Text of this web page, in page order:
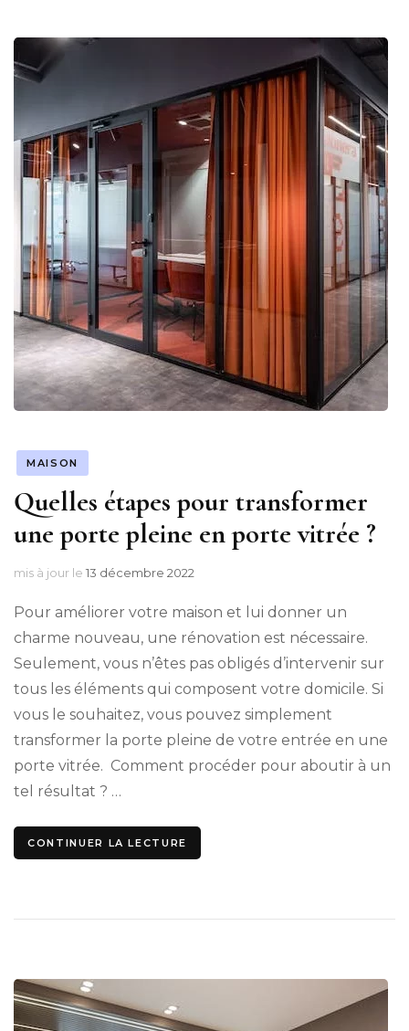
MAISON
Quelles étapes pour transformer
une porte pleine en porte vitrée ?
mis à jour le 13 décembre 2022
Pour améliorer votre maison et lui donner un
charme nouveau, une rénovation est nécessaire.
Seulement, vous n’êtes pas obligés d’intervenir sur
tous les éléments qui composent votre domicile. Si
vous le souhaitez, vous pouvez simplement
transformer la porte pleine de votre entrée en une
porte vitrée. Comment procéder pour aboutir à un
tel résultat ? …
CONTINUER LA LECTURE